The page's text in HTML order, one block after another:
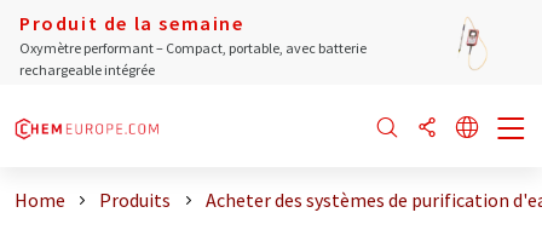
Produit de la semaine
Oxymètre performant – Compact, portable, avec batterie
rechargeable intégrée
Home Produits Acheter des systèmes de purification